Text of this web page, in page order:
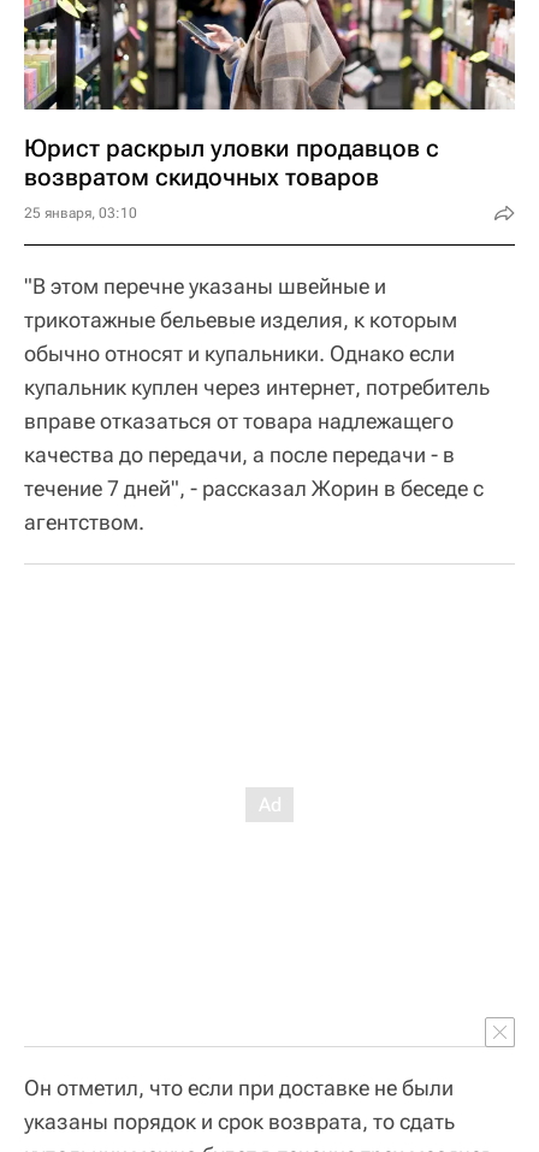
Юрист раскрыл уловки продавцов с
возвратом скидочных товаров
25 января, 03:10
"В этом перечне указаны швейные и
трикотажные бельевые изделия, к которым
обычно относят и купальники. Однако если
купальник куплен через интернет, потребитель
вправе отказаться от товара надлежащего
качества до передачи, а после передачи - в
течение 7 дней", - рассказал Жорин в беседе с
агентством.
Он отметил, что если при доставке не были
указаны порядок и срок возврата, то сдать